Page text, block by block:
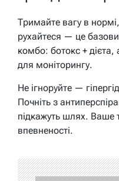
Тримайте вагу в
рухайтеся — це
комбо: ботокс + дієта,
для моніторингу.
Не ігноруйте —
Почніть з
підкажуть шлях. Ваше
впевненості.